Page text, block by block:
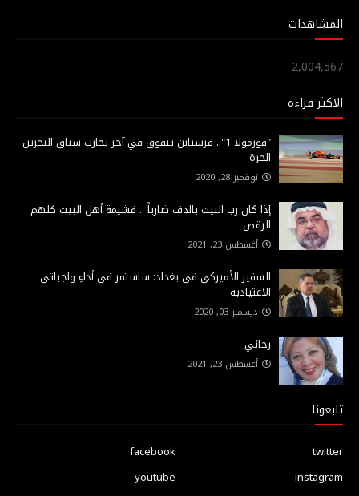
المشاهدات
2,004,567
الاكثر قراءة
"فورمولا 1".. فرستابن يتفوق في آخر تجارب سباق البحرين
الحرة
نوفمبر 28, 2020
إذا كان رب البيت بالدف ضارباً .. فشيمة أهل البيت كلهم
الرقص
أغسطس 23, 2021
السفير الأميركي في بغداد: ساستمر في أداءِ واجباتي
الاعتيادية
ديسمبر 03, 2020
رجائي
أغسطس 23, 2021
تابعونا
facebook
twitter
youtube
instagram